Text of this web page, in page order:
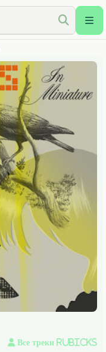
Все треки Rubicks